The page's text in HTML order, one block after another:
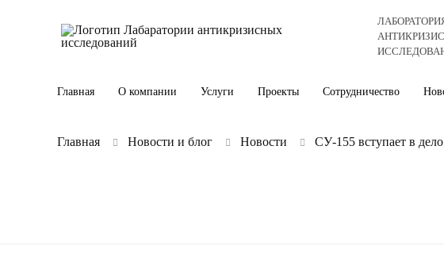
Главная О компании Услуги Проекты Сотрудничество
Главная Новости и блог Новости СУ-155 вступает в